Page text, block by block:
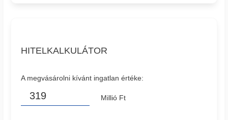
HITELKALKULÁTOR
A megvásárolni kívánt ingatlan értéke:
Millió Ft